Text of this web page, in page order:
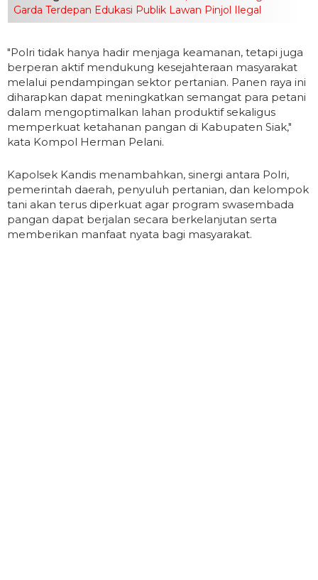
Garda Terdepan Edukasi Publik Lawan Pinjol Ilegal
"Polri tidak hanya hadir menjaga keamanan, tetapi juga
berperan aktif mendukung kesejahteraan masyarakat
melalui pendampingan sektor pertanian. Panen raya ini
diharapkan dapat meningkatkan semangat para petani
dalam mengoptimalkan lahan produktif sekaligus
memperkuat ketahanan pangan di Kabupaten Siak,"
kata Kompol Herman Pelani.
Kapolsek Kandis menambahkan, sinergi antara Polri,
pemerintah daerah, penyuluh pertanian, dan kelompok
tani akan terus diperkuat agar program swasembada
pangan dapat berjalan secara berkelanjutan serta
memberikan manfaat nyata bagi masyarakat.